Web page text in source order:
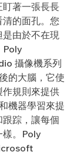
著一張長長
的面孔。您
由於不在現
Poly
攝像機系列
的大腦，它使
規則來提供
機器學習來提
踪，讓每個
樣。Poly